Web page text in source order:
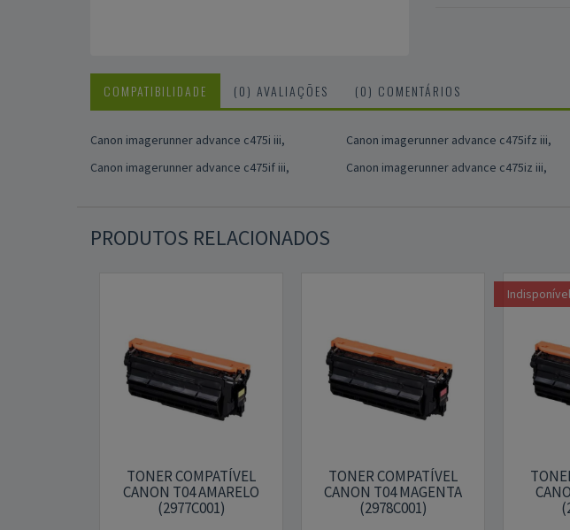
COMPATIBILIDADE (0) AVALIAÇÕES (0) COMENTÁRIOS
Canon imagerunner advance c475i iii,
Canon imagerunner advance c475if iii,
Canon imagerunner advance c475ifz iii,
Canon imagerunner advance c475iz iii,
PRODUTOS RELACIONADOS
TONER COMPATÍVEL
CANON T04 AMARELO
(2977C001)
TONER COMPATÍVEL
CANON T04 MAGENTA
(2978C001)
Indisponível